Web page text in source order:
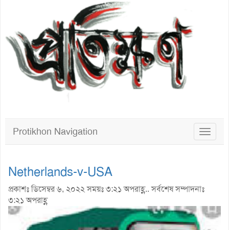
Toggle
Protikhon Navigation
Netherlands-v-USA
প্রকাশঃ ডিসেম্বর ৬, ২০২২ সময়ঃ ৩:২১ অপরাহ্ণ.. সর্বশেষ সম্পাদনাঃ
৩:২১ অপরাহ্ণ